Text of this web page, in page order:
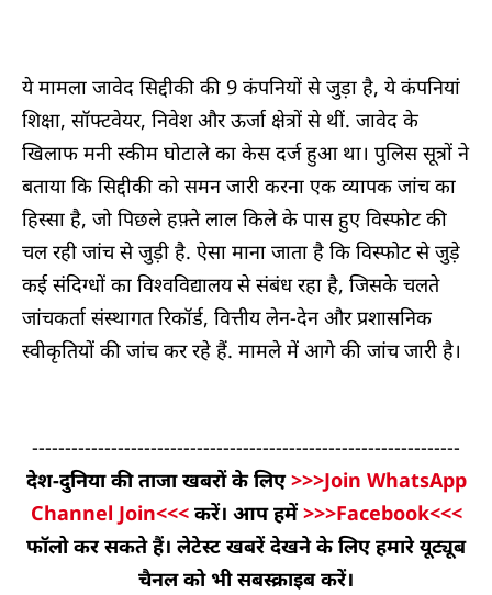
ये मामला जावेद सिद्दीकी की 9 कंपनियों से जुड़ा है, ये कंपनियां
शिक्षा, सॉफ्टवेयर, निवेश और ऊर्जा क्षेत्रों से थीं. जावेद के
खिलाफ मनी स्कीम घोटाले का केस दर्ज हुआ था। पुलिस सूत्रों ने
बताया कि सिद्दीकी को समन जारी करना एक व्यापक जांच का
हिस्सा है, जो पिछले हफ़्ते लाल किले के पास हुए विस्फोट की
चल रही जांच से जुड़ी है. ऐसा माना जाता है कि विस्फोट से जुड़े
कई संदिग्धों का विश्वविद्यालय से संबंध रहा है, जिसके चलते
जांचकर्ता संस्थागत रिकॉर्ड, वित्तीय लेन-देन और प्रशासनिक
स्वीकृतियों की जांच कर रहे हैं. मामले में आगे की जांच जारी है।
-----------------------------------------------------------------
देश-दुनिया की ताजा खबरों के लिए>>>Join WhatsApp
Channel Join<<< करें। आप हमें>>>Facebook<<<
फॉलो कर सकते हैं। लेटेस्ट खबरें देखने के लिए हमारे यूट्यूब
चैनल को भी सबस्क्राइब करें।